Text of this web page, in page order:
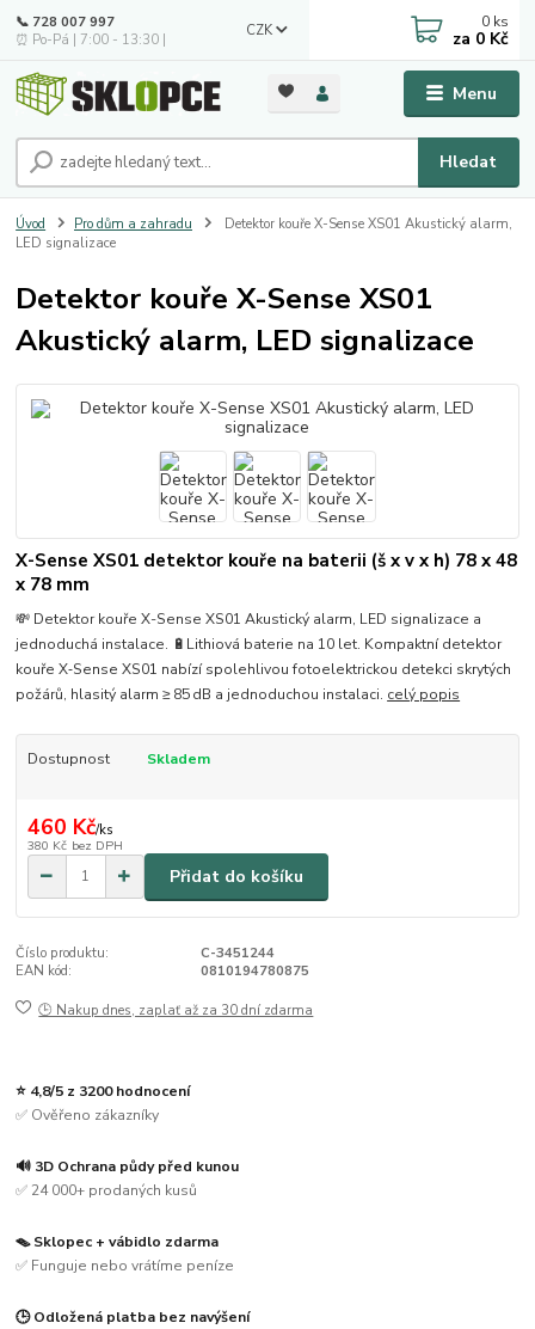
Menu
CZK
Hledat
📞 728 007 997
⏰ Po-Pá | 7:00 - 13:30 |
0 ks
za 0 Kč
Úvod Pro dům a zahradu
Detektor kouře X-Sense XS01 Akustický alarm,
LED signalizace
Detektor kouře X-Sense XS01
Akustický alarm, LED signalizace
X-Sense XS01 detektor kouře na baterii (š x v x h) 78 x 48
x 78 mm
💸 Detektor kouře X-Sense XS01 Akustický alarm, LED signalizace a
jednoduchá instalace. 🔋Lithiová baterie na 10 let. Kompaktní detektor
kouře X‑Sense XS01 nabízí spolehlivou fotoelektrickou detekci skrytých
požárů, hlasitý alarm ≥ 85 dB a jednoduchou instalaci. celý popis
Dostupnost Skladem
460 Kč/ks
380 Kč bez DPH
Přidat do košíku
Číslo produktu:
C-3451244
EAN kód:
0810194780875
🕒 Nakup dnes, zaplať až za 30 dní zdarma
⭐ 4,8/5 z 3200 hodnocení
✅ Ověřeno zákazníky
🔊 3D Ochrana půdy před kunou
✅ 24 000+ prodaných kusů
🪤 Sklopec + vábidlo zdarma
✅ Funguje nebo vrátíme peníze
🕒 Odložená platba bez navýšení